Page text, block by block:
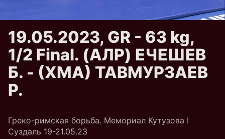
19.05.2023, GR - 63 kg,
1/2 Final. (АЛР) ЕЧЕШЕВ
Б. - (ХМА) ТАВМУРЗАЕВ
Р.
Греко-римская борьба. Мемориал Кутузова I
Суздаль 19-21.05.23